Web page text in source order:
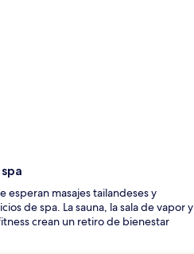
esperan masajes tailandeses y
de spa. La sauna, la sala de vapor y
crean un retiro de bienestar